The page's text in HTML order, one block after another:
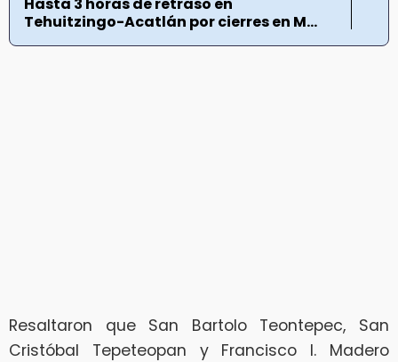
Hasta 3 horas de retraso en
Tehuitzingo-Acatlán por cierres en M...
Resaltaron que San Bartolo Teontepec, San
Cristóbal Tepeteopan y Francisco I. Madero